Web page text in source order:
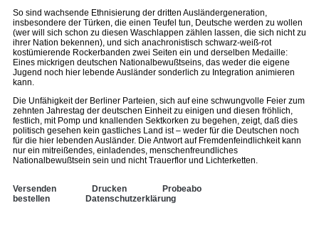
So sind wachsende Ethnisierung der dritten Ausländergeneration,
insbesondere der Türken, die einen Teufel tun, Deutsche werden zu wollen
(wer will sich schon zu diesen Waschlappen zählen lassen, die sich nicht zu
ihrer Nation bekennen), und sich anachronistisch schwarz-weiß-rot
kostümierende Rockerbanden zwei Seiten ein und derselben Medaille:
Eines mickrigen deutschen Nationalbewußtseins, das weder die eigene
Jugend noch hier lebende Ausländer sonderlich zu Integration animieren
kann.
Die Unfähigkeit der Berliner Parteien, sich auf eine schwungvolle Feier zum
zehnten Jahrestag der deutschen Einheit zu einigen und diesen fröhlich,
festlich, mit Pomp und knallenden Sektkorken zu begehen, zeigt, daß dies
politisch gesehen kein gastliches Land ist – weder für die Deutschen noch
für die hier lebenden Ausländer. Die Antwort auf Fremdenfeindlichkeit kann
nur ein mitreißendes, einladendes, menschenfreundliches
Nationalbewußtsein sein und nicht Trauerflor und Lichterketten.
Versenden Drucken
Probeabo
bestellen
Datenschutzerklärung